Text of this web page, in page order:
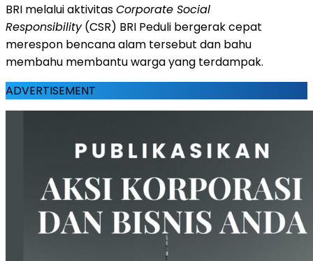
BRI melalui aktivitasCorporate Social
Responsibility(CSR) BRI Peduli bergerak cepat
merespon bencana alam tersebut dan bahu
membahu membantu warga yang terdampak.
ADVERTISEMENT